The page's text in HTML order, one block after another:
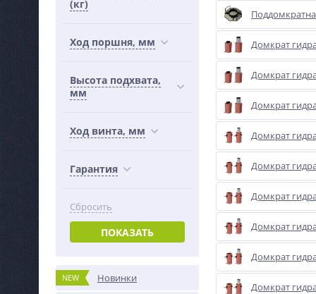
(кг)
Ход поршня, мм
Высота подхвата,
мм
Ход винта, мм
Гарантия
Сбросить
ПОКАЗАТЬ
NEW Новинки
Домкрат
Домкрат
Домкрат
Домкрат
Домкрат
Домкрат
Домкрат
Домкрат
Домкрат